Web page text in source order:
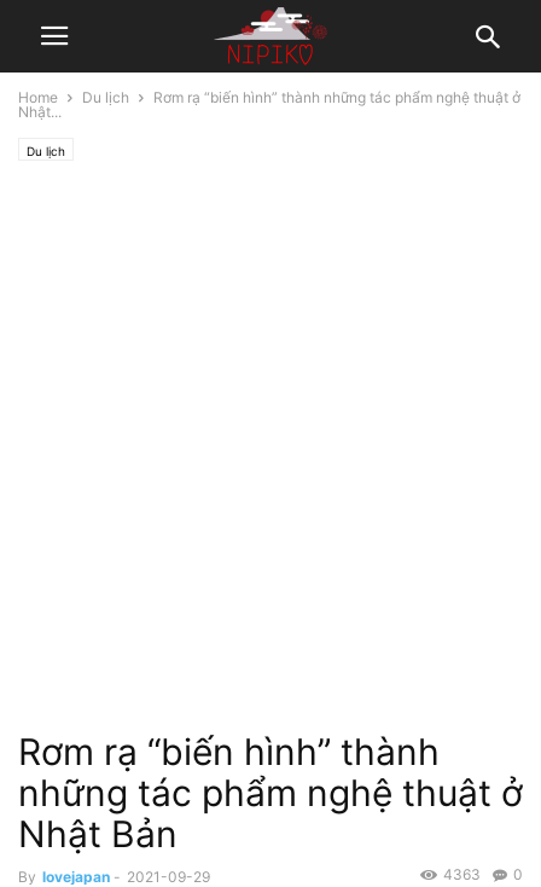
Home Du lịch
Rơm rạ “biến hình” thành những tác phẩm nghệ thuật ở
Nhật...
Du lịch
Rơm rạ “biến hình” thành
những tác phẩm nghệ thuật ở
Nhật Bản
By lovejapan - 2021-09-29 0
4363